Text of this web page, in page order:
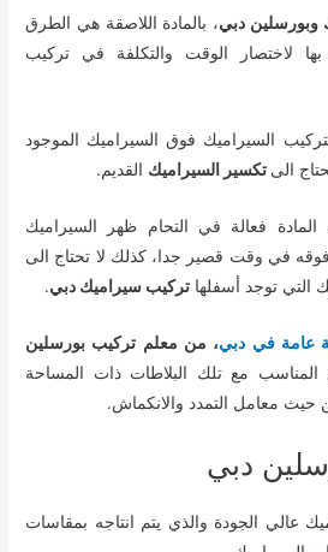
وبورسلين دبي، بالمادة اللاصقة هي الطرق
بها لاختصار الوقت والتكلفة في تركيب
السيراميك فوق السيراميك الموجود
الى تكسير السيراميك القديم.
المادة فعالة في التحام ظهر السيراميك
في وقت قصير جدا، كذلك لا تحتاج الى
التي توجد أسفلهاتركيب سيراميك دبي.
عامة في دبي، من معلم تركيب بورسلين
المناسب مع تلك البلاطات ذات المساحة
حيث معامل التمدد والانكماش.
دبي
عالي الجودة والذي يتم انتاجه بمقاسات